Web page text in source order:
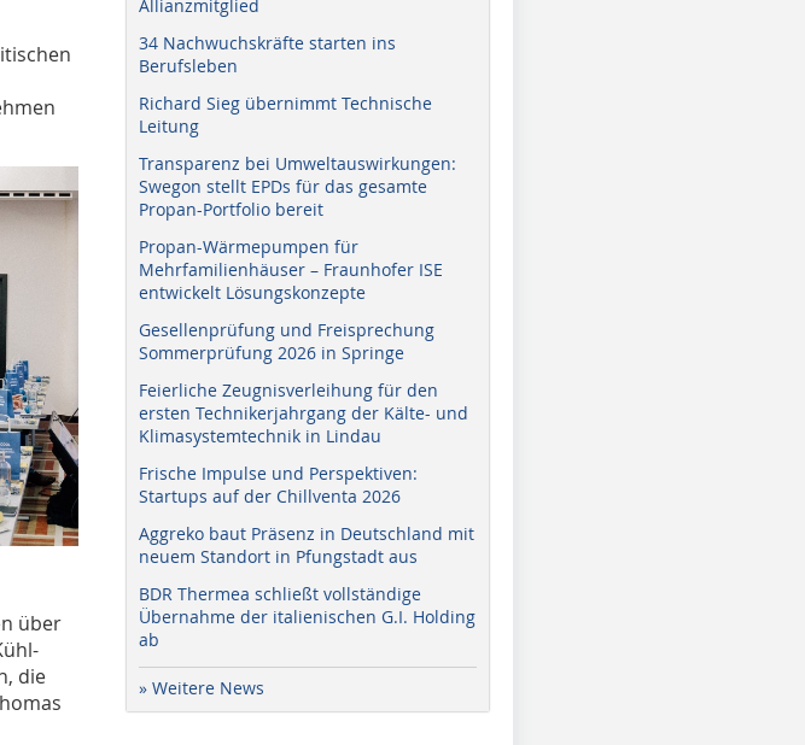
über
die
Allianzmitglied
34 Nachwuchskräfte starten ins
Berufsleben
Richard Sieg übernimmt Technische
Leitung
Transparenz bei Umweltauswirkungen:
Swegon stellt EPDs für das gesamte
Propan-Portfolio bereit
Propan-Wärmepumpen für
Mehrfamilienhäuser – Fraunhofer ISE
entwickelt Lösungskonzepte
Gesellenprüfung und Freisprechung
Sommerprüfung 2026 in Springe
Feierliche Zeugnisverleihung für den
ersten Technikerjahrgang der Kälte- und
Klimasystemtechnik in Lindau
Frische Impulse und Perspektiven:
Startups auf der Chillventa 2026
Aggreko baut Präsenz in Deutschland mit
neuem Standort in Pfungstadt aus
BDR Thermea schließt vollständige
Übernahme der italienischen G.I. Holding
ab
» Weitere News